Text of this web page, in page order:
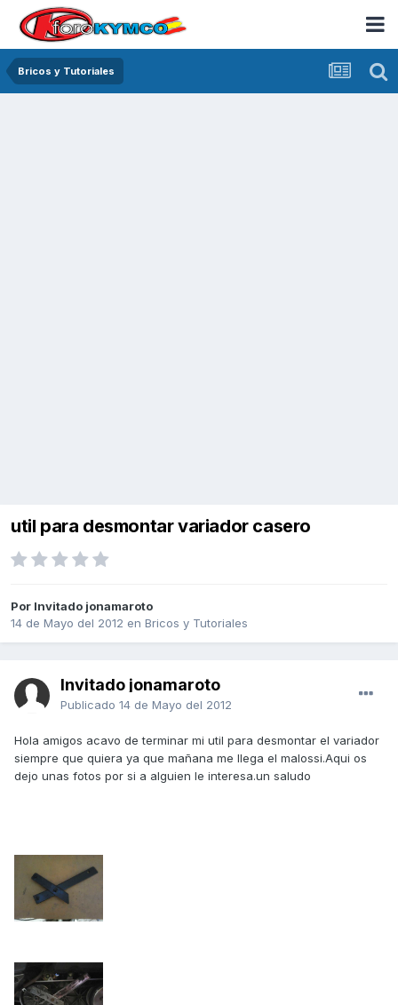
Bricos y Tutoriales
util para desmontar variador casero
Por Invitado jonamaroto
14 de Mayo del 2012 en Bricos y Tutoriales
Invitado jonamaroto
Publicado 14 de Mayo del 2012
Hola amigos acavo de terminar mi util para desmontar el variador
siempre que quiera ya que mañana me llega el malossi.Aqui os
dejo unas fotos por si a alguien le interesa.un saludo